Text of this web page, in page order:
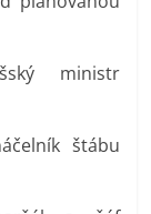
ministr
štábu